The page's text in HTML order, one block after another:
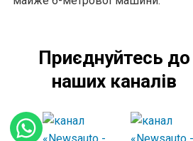
Приєднуйтесь до
наших каналів